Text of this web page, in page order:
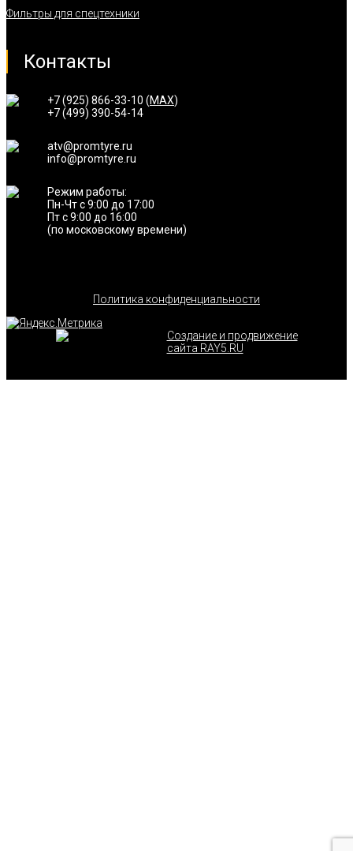
Фильтры для спецтехники
Контакты
+7 (925) 866-33-10 (MAX)
+7 (499) 390-54-14
atv@promtyre.ru
info@promtyre.ru
Режим работы:
Пн-Чт с 9:00 до 17:00
Пт с 9:00 до 16:00
(по московскому времени)
Политика конфиденциальности
Создание и продвижение
сайта RAY5.RU